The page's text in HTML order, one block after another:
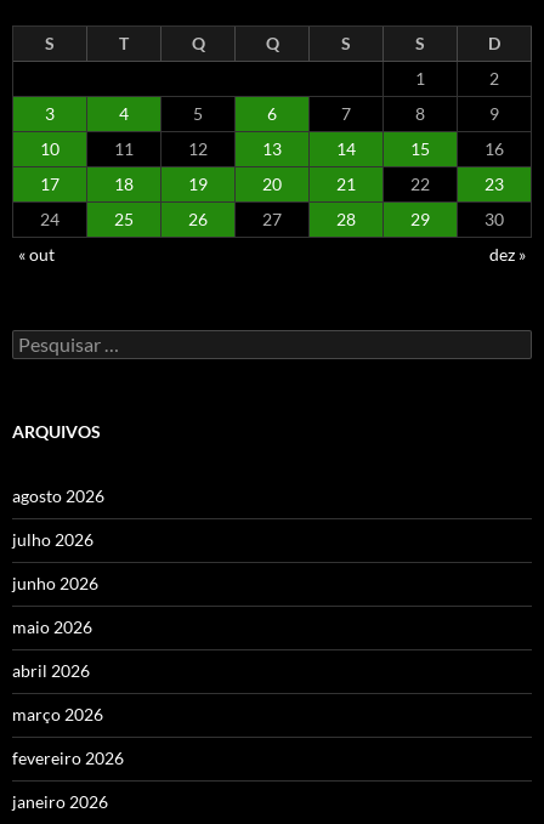
S T Q Q S S
D
1
2
3
4 5 6 7 8
9
10
11 12 13 14 15
16
17
18 19 20 21 22
23
24
25 26 27 28 29
30
« out
dez »
Pesquisar
por:
ARQUIVOS
agosto 2026
julho 2026
junho 2026
maio 2026
abril 2026
março 2026
fevereiro 2026
janeiro 2026